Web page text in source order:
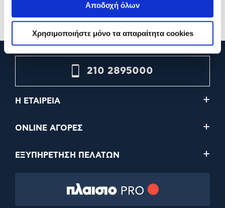
Αποδοχή όλων
Χρησιμοποιήστε μόνο τα απαραίτητα cookies
210 2895000
Η ΕΤΑΙΡΕΙΑ
ONLINE ΑΓΟΡΕΣ
ΕΞΥΠΗΡΕΤΗΣΗ ΠΕΛΑΤΩΝ